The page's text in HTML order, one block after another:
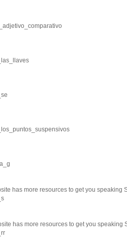
has more resources to get you speaking
has more resources to get you speaking